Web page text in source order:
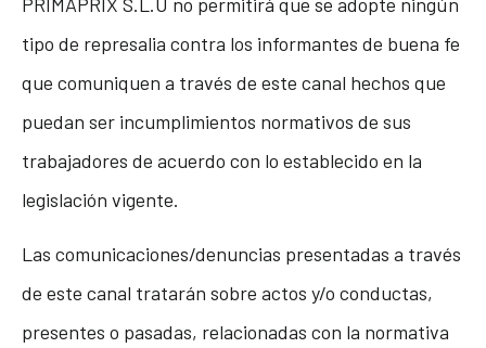
tipo de represalia contra los informantes de buena fe
que comuniquen a través de este canal hechos que
puedan ser incumplimientos normativos de sus
trabajadores de acuerdo con lo establecido en la
legislación vigente.
Las comunicaciones/denuncias presentadas a través
de este canal tratarán sobre actos y/o conductas,
presentes o pasadas, relacionadas con la normativa